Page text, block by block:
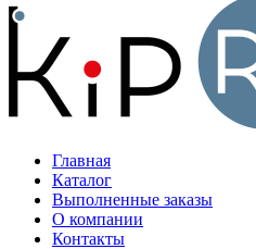
Главная
Каталог
Выполненные заказы
О компании
Контакты